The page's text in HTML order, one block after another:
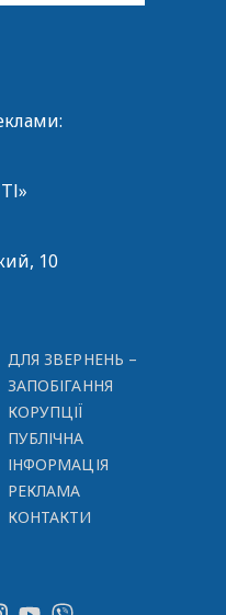
10
ДЛЯ ЗВЕРНЕНЬ –
ЗАПОБІГАННЯ
КОРУПЦІЇ
ПУБЛІЧНА
ІНФОРМАЦІЯ
РЕКЛАМА
КОНТАКТИ